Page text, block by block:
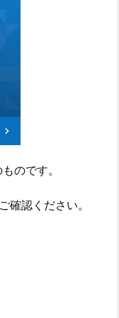
のです。
確認ください。